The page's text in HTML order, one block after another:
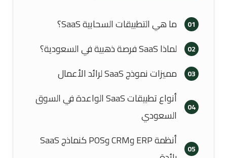
01 ما هي التطبيقات السحابية SaaS؟
02 لماذا SaaS فرصة ذهبية في السعودية؟
03 مميزات نموذج SaaS لرائد الأعمال
04
أنواع تطبيقات SaaS الواعدة في السوق
السعودي
05
أنظمة ERP وCRM وPOS كنماذج SaaS